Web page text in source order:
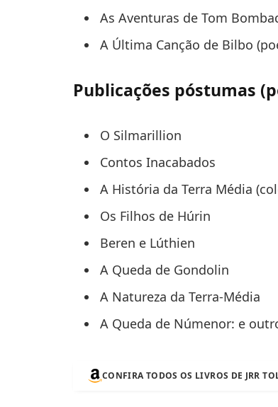
As Aventuras de Tom
A Última Canção de Bilbo
Publicações póstumas
O Silmarillion
Contos Inacabados
A História da Terra Média
Os Filhos de Húrin
Beren e Lúthien
A Queda de Gondolin
A Natureza da Terra-Média
A Queda de Númenor: e
CONFIRA TODOS OS LIVROS DE JRR